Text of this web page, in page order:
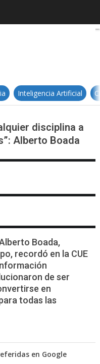
ayudan a cualquier
Inteligencia Artificial
disciplina a
Alberto Boada
Boada,
recordó en la CUE
de ser
en
todas las
en Google